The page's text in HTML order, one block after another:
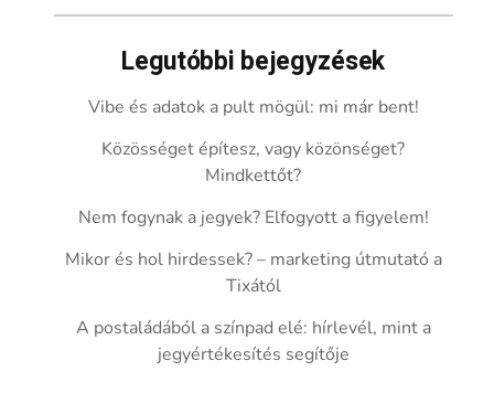
Legutóbbi bejegyzések
Vibe és adatok a pult mögül: mi már bent!
Közösséget építesz, vagy közönséget?
Mindkettőt?
Nem fogynak a jegyek? Elfogyott a figyelem!
Mikor és hol hirdessek? – marketing útmutató a
Tixától
A postaládából a színpad elé: hírlevél, mint a
jegyértékesítés segítője